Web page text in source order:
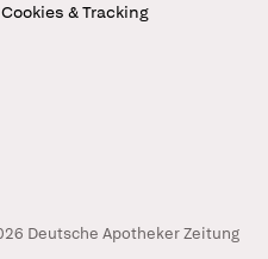
Cookies & Tracking
Deutsche Apotheker Zeitung